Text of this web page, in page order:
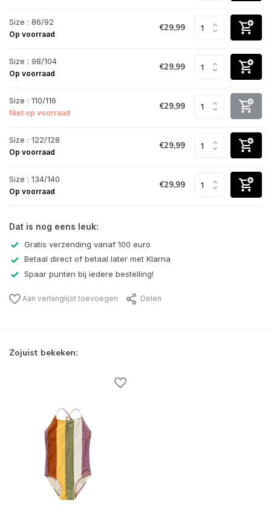
Size : 86/92
Op voorraad
€29,99
Size : 98/104
Op voorraad
€29,99
Size : 110/116
Niet op voorraad
€29,99
Size : 122/128
Op voorraad
€29,99
Size : 134/140
Op voorraad
€29,99
Dat is nog eens leuk:
Gratis verzending vanaf 100 euro
Betaal direct of betaal later met Klarna
Spaar punten bij iedere bestelling!
Aan verlanglijst toevoegen Delen
Zojuist bekeken: